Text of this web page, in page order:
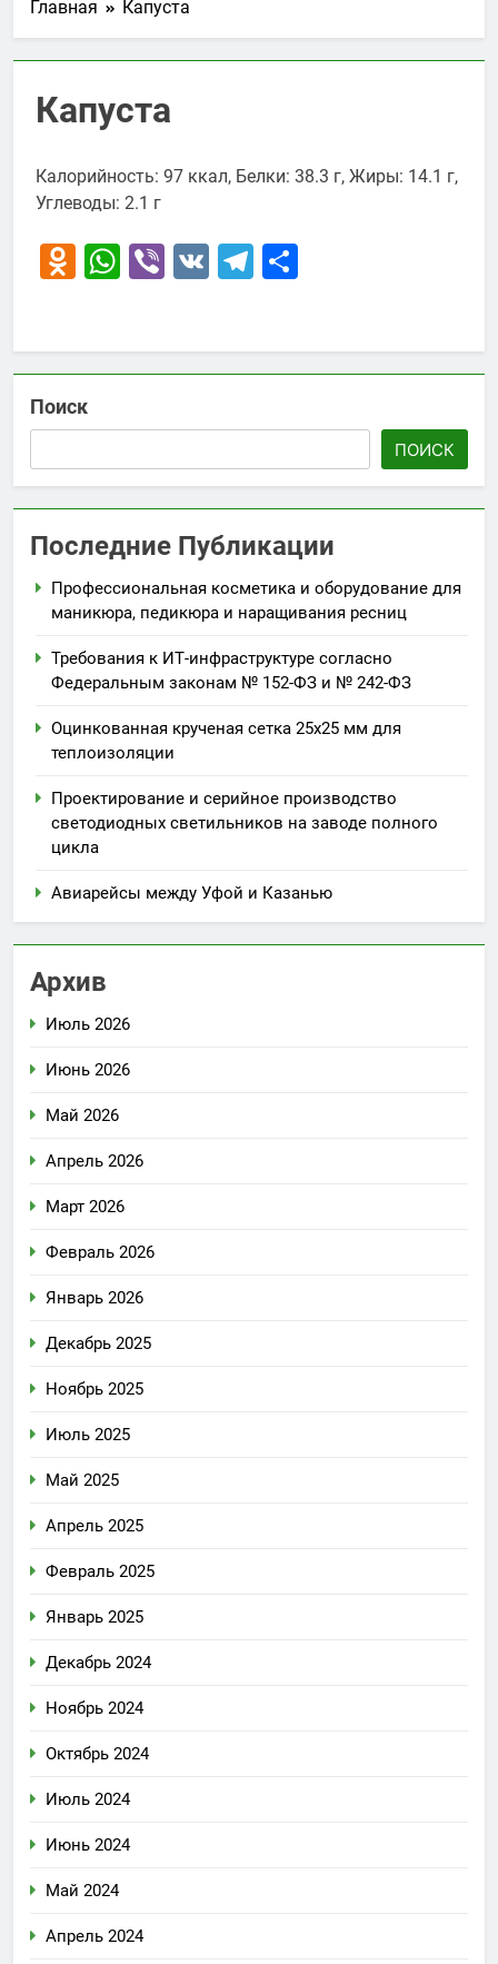
Главная Капуста
Капуста
Калорийность: 97 ккал, Белки: 38.3 г, Жиры: 14.1 г,
Углеводы: 2.1 г
Odnoklassniki
WhatsApp
Viber
VK Telegram
Поиск
ПОИСК
Последние Публикации
Профессиональная косметика и оборудование для
маникюра, педикюра и наращивания ресниц
Требования к ИТ-инфраструктуре согласно
Федеральным законам № 152-ФЗ и № 242-ФЗ
Оцинкованная крученая сетка 25х25 мм для
теплоизоляции
Проектирование и серийное производство
светодиодных светильников на заводе полного
цикла
Авиарейсы между Уфой и Казанью
Архив
Июль 2026
Июнь 2026
Май 2026
Апрель 2026
Март 2026
Февраль 2026
Январь 2026
Декабрь 2025
Ноябрь 2025
Июль 2025
Май 2025
Апрель 2025
Февраль 2025
Январь 2025
Декабрь 2024
Ноябрь 2024
Октябрь 2024
Июль 2024
Июнь 2024
Май 2024
Апрель 2024